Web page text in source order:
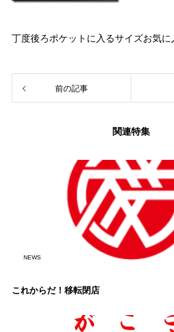
丁度後ろポケットに入るサイズお気に
前の記事
関連特集
NEWS
これからだ！移転閉店